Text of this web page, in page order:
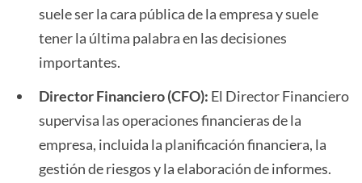
suele ser la cara pública de la empresa y suele
tener la última palabra en las decisiones
importantes.
Director Financiero (CFO): El Director Financiero
supervisa las operaciones financieras de la
empresa, incluida la planificación financiera, la
gestión de riesgos y la elaboración de informes.